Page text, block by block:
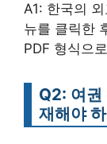
A1: 한국의 외
뉴를 클릭한
PDF 형식으
Q2: 여권
재해야